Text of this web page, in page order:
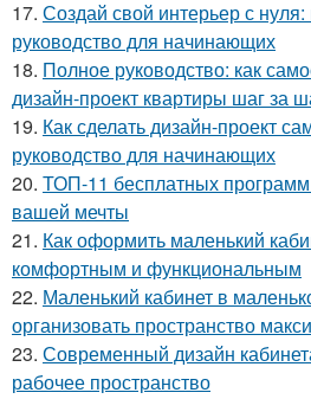
17. Создай свой интерьер с
руководство для начинающих
18. Полное руководство: как
дизайн-проект квартиры шаг за
19. Как сделать дизайн-проект
руководство для начинающих
20. ТОП-11 бесплатных
вашей мечты
21. Как оформить маленький
комфортным и функциональным
22. Маленький кабинет в
организовать пространство
23. Современный дизайн
рабочее пространство